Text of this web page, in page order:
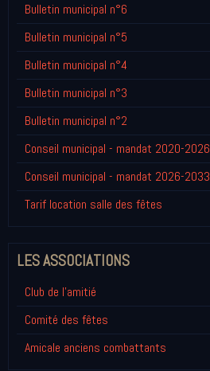
Bulletin municipal n°6
Bulletin municipal n°5
Bulletin municipal n°4
Bulletin municipal n°3
Bulletin municipal n°2
Conseil municipal - mandat 2020-2026
Conseil municipal - mandat 2026-2033
Tarif location salle des fêtes
LES ASSOCIATIONS
Club de l'amitié
Comité des fêtes
Amicale anciens combattants